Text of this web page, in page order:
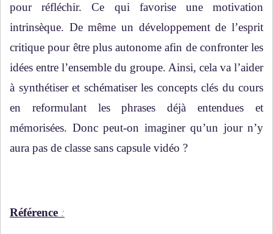
pour réfléchir. Ce qui favorise une motivation
intrinsèque. De même un développement de l’esprit
critique pour être plus autonome afin de confronter les
idées entre l’ensemble du groupe. Ainsi, cela va l’aider
à synthétiser et schématiser les concepts clés du cours
en reformulant les phrases déjà entendues et
mémorisées. Donc peut-on imaginer qu’un jour n’y
aura pas de classe sans capsule vidéo ?
Référence :